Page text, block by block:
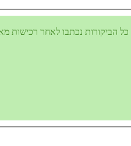
כל הביקורות נכתבו לאחר רכישות